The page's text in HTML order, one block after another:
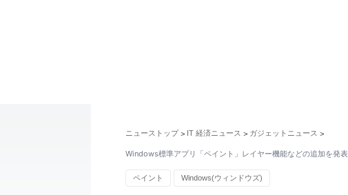
ニューストップ > IT 経済ニュース > ガジェットニュース >
Windows標準アプリ「ペイント」レイヤー機能などの追加を発表
ペイント Windows(ウィンドウズ)